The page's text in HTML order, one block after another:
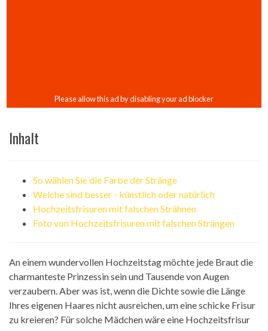
Inhalt
So wählen Sie die Farbe der Stränge
Welche sind besser - künstlich oder natürlich
Hochzeitsfrisuren mit falschen Strähnen
Foto von Hochzeitsfrisuren mit falschen Strängen
An einem wundervollen Hochzeitstag möchte jede Braut die
charmanteste Prinzessin sein und Tausende von Augen
verzaubern. Aber was ist, wenn die Dichte sowie die Länge
Ihres eigenen Haares nicht ausreichen, um eine schicke Frisur
zu kreieren? Für solche Mädchen wäre eine Hochzeitsfrisur